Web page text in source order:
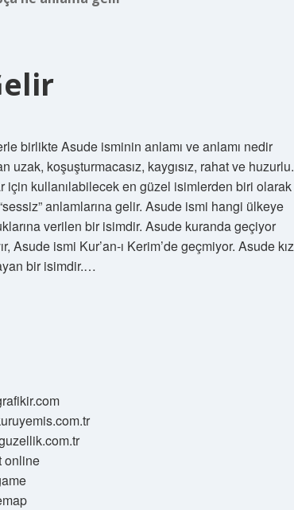
birlikte Asude isminin anlamı ve anlamı nedir
koşuşturmacasız, kaygısız, rahat ve huzurlu.
kullanılabilecek en güzel isimlerden biri olarak
anlamlarına gelir. Asude ismi hangi ülkeye
verilen bir isimdir. Asude kuranda geçiyor
Asude ismi Kur’an-ı Kerim’de geçmiyor. Asude kız
bir isimdir.…
online